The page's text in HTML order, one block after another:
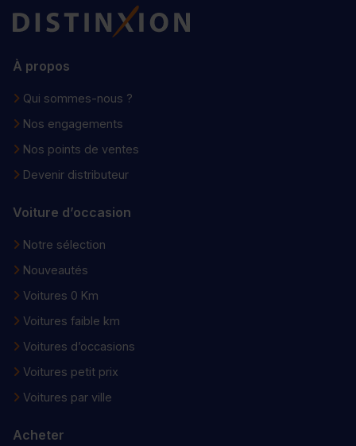
Distinxion
À propos
Qui sommes-nous ?
Nos engagements
Nos points de ventes
Devenir distributeur
Voiture d’occasion
Notre sélection
Nouveautés
Voitures 0 Km
Voitures faible km
Voitures d’occasions
Voitures petit prix
Voitures par ville
Acheter